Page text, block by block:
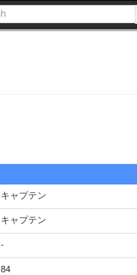
キャプテン
キャプテン
-
84